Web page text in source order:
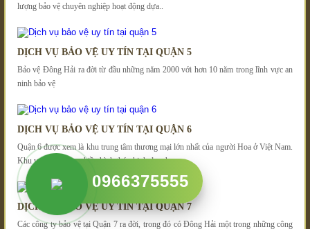
lượng bảo vệ chuyên nghiệp hoạt động dựa..
DỊCH VỤ BẢO VỆ UY TÍN TẠI QUẬN 5
Bảo vệ Đông Hải ra đời từ đầu những năm 2000 với hơn 10 năm trong lĩnh vực an
ninh bảo vệ
DỊCH VỤ BẢO VỆ UY TÍN TẠI QUẬN 6
Quận 6 được xem là khu trung tâm thương mại lớn nhất của người Hoa ở Việt Nam.
Khu vực tập trung nhiều hình thức kinh doanh,..
DỊCH VỤ BẢO VỆ UY TÍN TẠI QUẬN 7
Các công ty bảo vệ tại Quận 7 ra đời, trong đó có Đông Hải một trong những công
0966375555